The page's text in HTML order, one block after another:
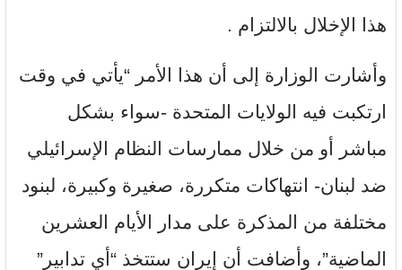
هذا الإخلال بالالتزام .
وأشارت الوزارة إلى أن هذا الأمر “يأتي في وقت
ارتكبت فيه الولايات المتحدة -سواء بشكل
مباشر أو من خلال ممارسات النظام الإسرائيلي
ضد لبنان- انتهاكات متكررة، صغيرة وكبيرة، لبنود
مختلفة من المذكرة على مدار الأيام العشرين
الماضية”، وأضافت أن إيران ستتخذ “أي تدابير”